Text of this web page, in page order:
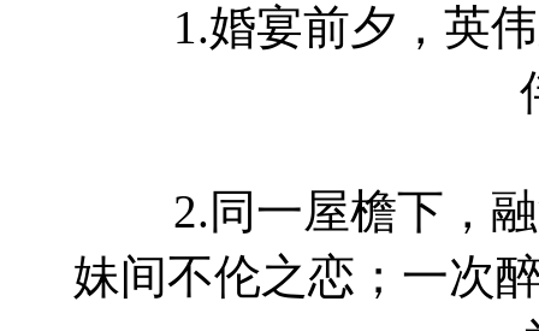
1.婚宴前夕，英伟
2.同一屋檐下，融
妹间不伦之恋；一次